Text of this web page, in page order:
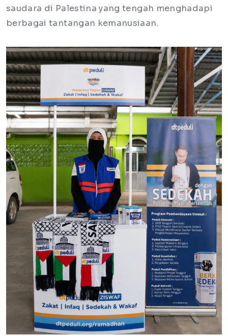
saudara di Palestina yang tengah menghadapi
berbagai tantangan kemanusiaan.